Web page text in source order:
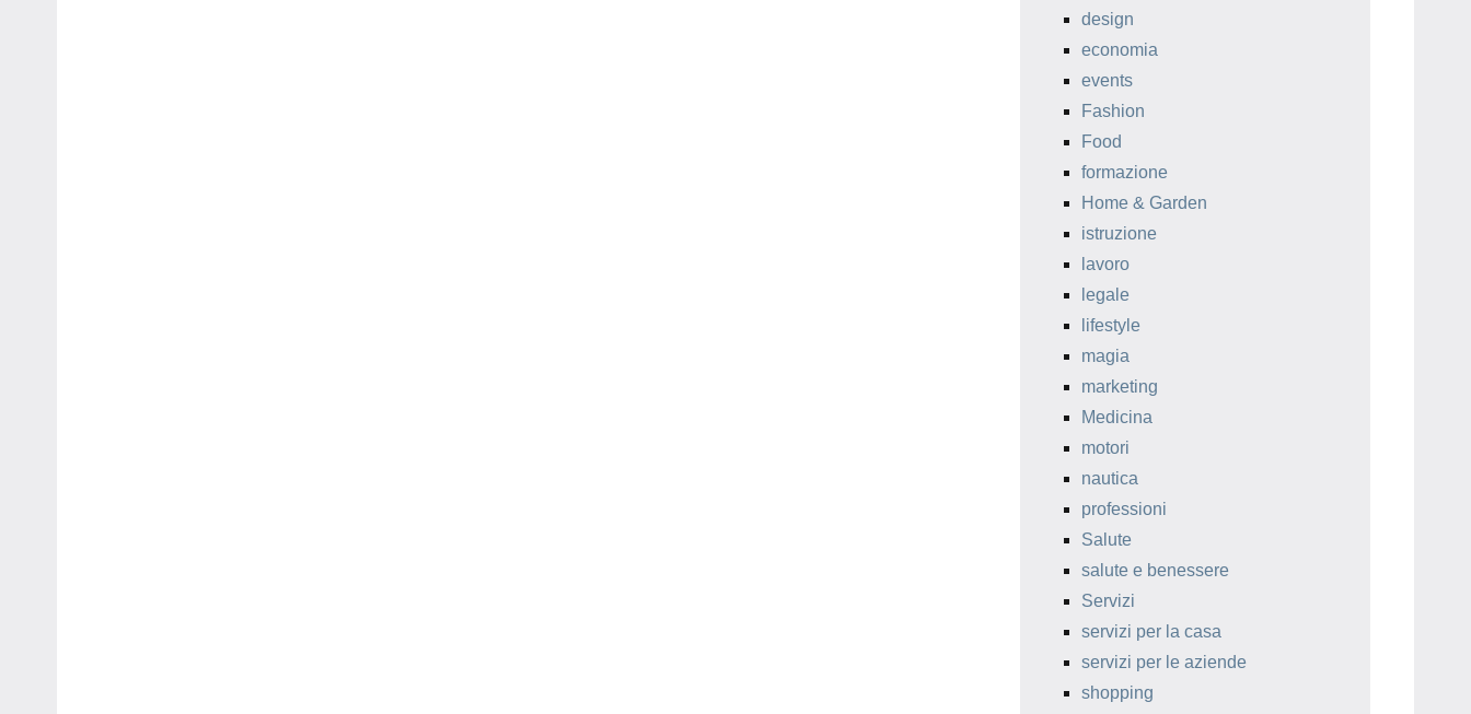
design
economia
events
Fashion
Food
formazione
Home & Garden
istruzione
lavoro
legale
lifestyle
magia
marketing
Medicina
motori
nautica
professioni
Salute
salute e benessere
Servizi
servizi per la casa
servizi per le aziende
shopping